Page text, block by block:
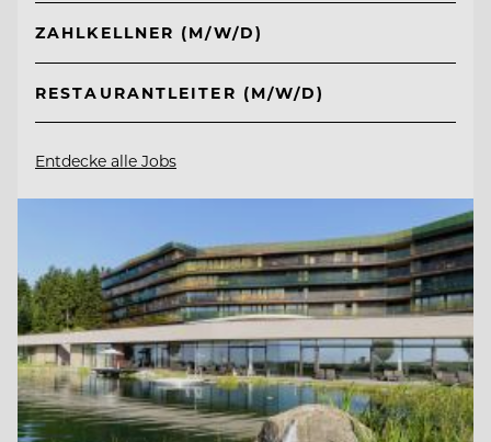
ZAHLKELLNER (M/W/D)
RESTAURANTLEITER (M/W/D)
Entdecke alle Jobs